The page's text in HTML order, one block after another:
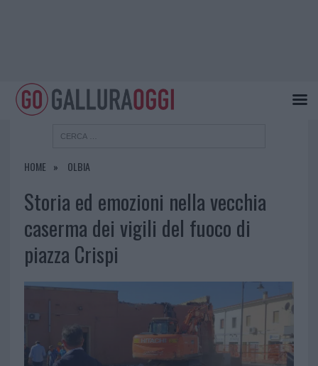
HOME OLBIA
Storia ed emozioni nella vecchia
caserma dei vigili del fuoco di
piazza Crispi